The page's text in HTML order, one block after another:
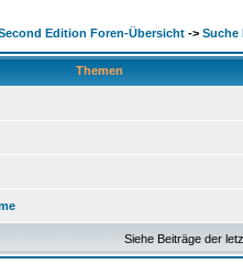
Edition Foren-Übersicht -> Suche
Themen
Siehe Beiträge der